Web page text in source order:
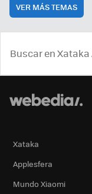
VER MÁS TEMAS
Xataka
Applesfera
Mundo Xiaomi